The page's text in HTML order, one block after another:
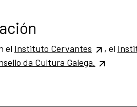
el Instituto Cervantes , el
da Cultura Galega.